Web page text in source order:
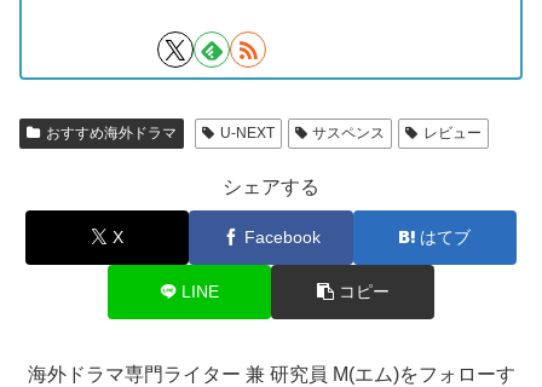
おすすめ海外ドラマ U-NEXT サスペンス レビュー
シェアする
X Facebook はてブ
LINE コピー
海外ドラマ専門ライター 兼 研究員 M(エム)をフォローす